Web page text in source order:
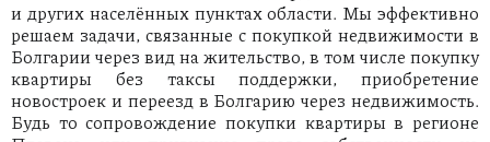
и других населённых пунктах области. Мы эффективно
решаем задачи, связанные с покупкой недвижимости в
Болгарии через вид на жительство, в том числе покупку
квартиры без таксы поддержки, приобретение
новостроек и переезд в Болгарию через недвижимость.
Будь то сопровождение покупки квартиры в регионе